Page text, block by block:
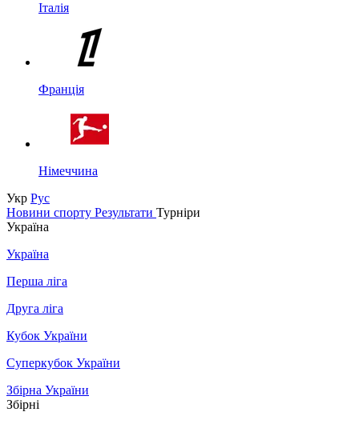
Італія
Франція
Німеччина
Укр Рус
Новини спорту Результати Турніри
Україна
Україна
Перша ліга
Друга ліга
Кубок України
Суперкубок України
Збірна України
Збірні